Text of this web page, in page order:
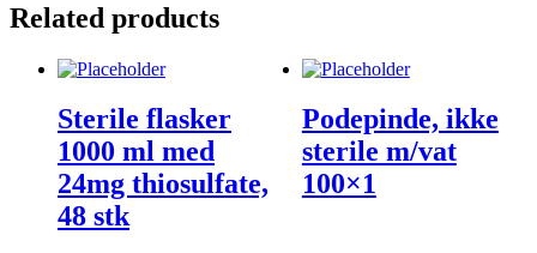
Related products
Sterile flasker
1000 ml med
24mg thiosulfate,
48 stk
Podepinde, ikke
sterile m/vat
100×1